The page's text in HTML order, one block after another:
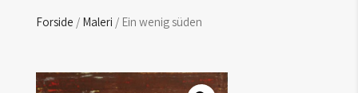
Forside / Maleri / Ein wenig süden